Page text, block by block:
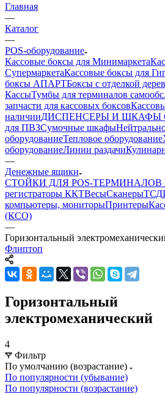
Главная
—
Каталог
—
POS-оборудование
Кассовые боксы для Минимаркета
СупермаркетаКассовые боксы для
боксы АПАРТБоксы с отделкой
КассыТумбы для терминалов
запчасти для кассовых боксов
наличииДИСПЕНСЕРЫ И ШКАФЫ
для ПВЗСумочные шкафы
оборудованиеТепловое оборудование
оборудованиеЛинии раздачи
—
Денежные ящики
СТОЙКИ ДЛЯ POS-ТЕРМИНАЛОВ
регистраторы ККТВесыСканерыТСД
компьютеры, мониторыПринтеры
(КСО)
—
Горизонтальный
Флиптоп
Горизонтальный
электромеханический
4
Фильтр
По умолчанию (возрастание)
По популярности (убывание)
По популярности (возрастание)